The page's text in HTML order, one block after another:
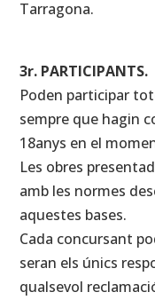
Tarragona.
3r. PARTICIPANTS.
Poden participar
sempre que hagin
18anys en el
Les obres
amb les normes
aquestes bases.
Cada concursant
seran els únics
qualsevol